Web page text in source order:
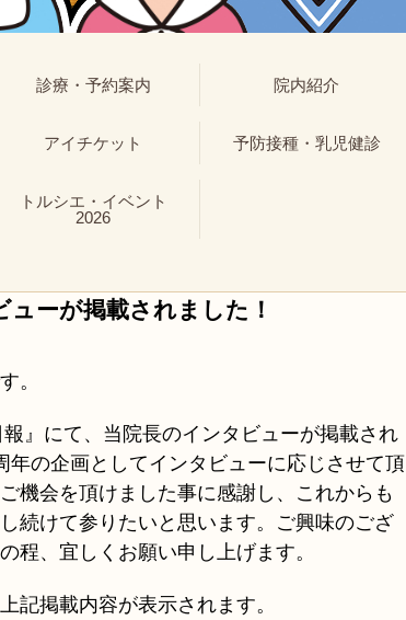
診療・予約案内 院内紹介
アイチケット 予防接種・乳児健診
トルシエ・イベント
2026
ーが掲載されました！
。
』にて、当院長のインタビューが掲載され
年の企画としてインタビューに応じさせて頂
機会を頂けました事に感謝し、これからも
続けて参りたいと思います。ご興味のござ
程、宜しくお願い申し上げます。
記掲載内容が表示されます。